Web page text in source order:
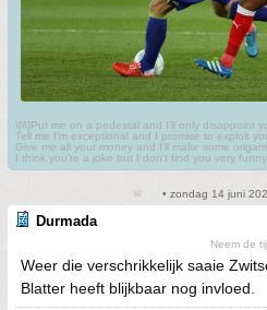
\[i\]Put me on a pedestal and I'll only disappoint
Tell me I'm exceptional and I promise to exploit
Give me all your money and I'll make some
I think you're a joke but I don't find you very
• zondag 14 juni
Durmada
Neem de
Weer die verschrikkelijk saaie
Blatter heeft blijkbaar nog invloed.